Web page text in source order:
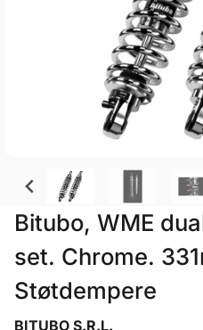
Bitubo, WME
set. Chrome.
Støtdempere
BITUBO S.R.L.